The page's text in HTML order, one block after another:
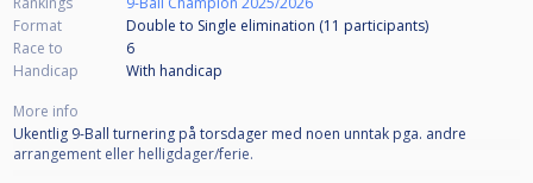
Format
Double to Single elimination (11 participants)
Race to
6
Handicap
With handicap
More info
Ukentlig 9-Ball turnering på torsdager med noen unntak pga. andre
arrangement eller helligdager/ferie.